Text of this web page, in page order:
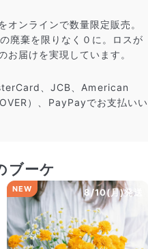
オンラインで数量限定販売。
廃棄を限りなく０に。ロスが
お届けを実現しています。
、JCB、American
）、PayPayでお支払いい
ブーケ
8/10(月)発送
NEW